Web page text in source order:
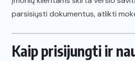
parsisiųsti dokumentus, atlikti
Kaip prisijungti ir